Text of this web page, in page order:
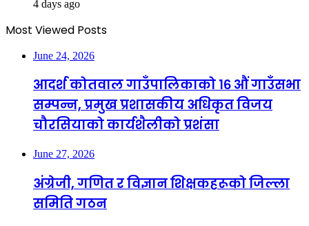
4 days ago
Most Viewed Posts
June 24, 2026
आदर्श कोतवाल गाउँपालिकाको १६ औं गाउँसभा
सम्पन्न, प्रमुख प्रशासकीय अधिकृत विजय
चौरसियाको कार्यशैलीको प्रशंसा
June 27, 2026
अंग्रेजी, गणित र विज्ञान शिक्षकहरूको जिल्ला
समिति गठन